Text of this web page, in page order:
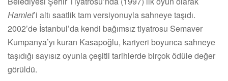
Hamlet’i altı saatlik tam versiyonuyla sahneye taşıdı.
2002’de İstanbul’da kendi bağımsız tiyatrosu Semaver
Kumpanya’yı kuran Kasapoğlu, kariyeri boyunca sahneye
taşıdığı sayısız oyunla çeşitli tarihlerde birçok ödüle değer
görüldü.